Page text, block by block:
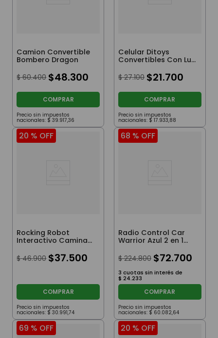
Camion Convertible
Bombero Dragon
$ 60.400 $48.300
COMPRAR
Precio sin impuestos
nacionales: $ 39.917,36
Celular Ditoys
Convertibles Con Luz
$ 27.100 $21.700
COMPRAR
Precio sin impuestos
nacionales: $ 17.933,88
20 % OFF
Rocking Robot
Interactivo Camina
$ 46.900 $37.500
COMPRAR
Precio sin impuestos
nacionales: $ 30.991,74
68 % OFF
Radio Control Car
Warrior Azul 2 en 1
$ 224.800 $72.700
3 cuotas sin interés de
$ 24.233
COMPRAR
Precio sin impuestos
nacionales: $ 60.082,64
69 % OFF 20 % OFF